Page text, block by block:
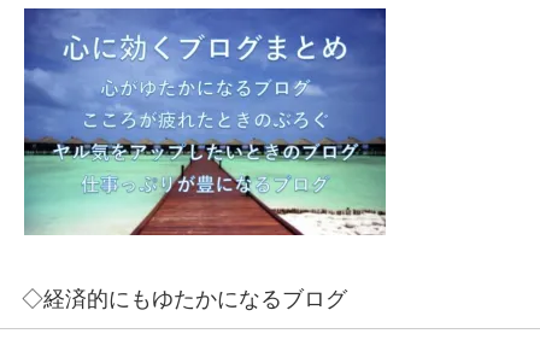
◇経済的にもゆたかになるブログ